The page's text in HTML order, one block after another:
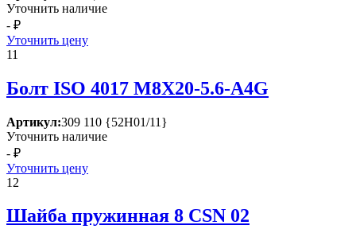
Уточнить наличие
- ₽
Уточнить цену
11
Болт ISО 4017 М8Х20-5.6-А4G
Артикул:309 110 {52Н01/11}
Уточнить наличие
- ₽
Уточнить цену
12
Шайба пружинная 8 СSN 02